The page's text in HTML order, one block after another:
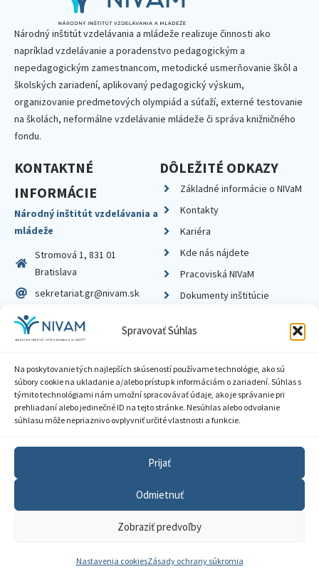
Spravovať Súhlas
Na poskytovanie tých najlepších skúseností používame technológie, ako sú
súbory cookie na ukladanie a/alebo prístup k informáciám o zariadení. Súhlas s
týmito technológiami nám umožní spracovávať údaje, ako je správanie pri
prehliadaní alebo jedinečné ID na tejto stránke. Nesúhlas alebo odvolanie
súhlasu môže nepriaznivo ovplyvniť určité vlastnosti a funkcie.
Prijať
Odmietnuť
Zobraziť predvoľby
Nastavenia cookiesZásady ochrany súkromia
Národný inštitút vzdelávania a mládeže realizuje činnosti ako
napríklad vzdelávanie a poradenstvo pedagogickým a
nepedagogickým zamestnancom, metodické usmerňovanie škôl a
školských zariadení, aplikovaný pedagogický výskum,
organizovanie predmetových olympiád a súťaží, externé testovanie
na školách, neformálne vzdelávanie mládeže či správa knižničného
fondu.
KONTAKTNÉ
INFORMÁCIE
Národný inštitút vzdelávania a
mládeže
Stromová 1, 831 01
Bratislava
sekretariat.gr@nivam.sk
IČO: 00164348
DIČ: 2020798714
DÔLEŽITÉ ODKAZY
Základné informácie o NIVaM
Kontakty
Kariéra
Kde nás nájdete
Pracoviská NIVaM
Dokumenty inštitúcie
© 2026 Národný inštitút vzdelávania a mládeže
Zásady ochrany súkromia
Sprístupnenie informácií
Nastavenia cookies
GDPR